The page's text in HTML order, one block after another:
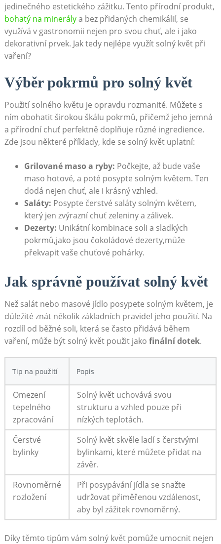
jedinečného estetického zážitku. Tento přírodní produkt,
bohatý na minerálya bez přidaných chemikálií, se
využívá v gastronomii nejen pro svou chuť, ale i jako
dekorativní prvek. Jak tedy‍ nejlépe využít solný květ při
vaření?
Výběr pokrmů pro solný květ
Použití solného květu je opravdu rozmanité. ⁤Můžete‌ s
ním obohatit širokou škálu‍ pokrmů, přičemž jeho jemná
⁤a přírodní chuť perfektně doplňuje různé ingredience.
Zde jsou‌ některé příklady, kde se solný květ uplatní:
Grilované maso a ryby: Počkejte, až ​bude vaše
maso hotové, a poté posypte solným květem. Ten
dodá nejen chuť, ale i krásný vzhled.
Saláty: Posypte​ čerstvé saláty solným květem,
který ⁤jen ⁤zvýrazní chuť zeleniny a zálivek.
Dezerty: Unikátní kombinace soli​ a sladkých‍
pokrmů,jako jsou čokoládové dezerty,může
překvapit vaše chuťové pohárky.
Jak správně používat ⁣solný květ
Než salát nebo ‍masové jídlo posypete solným květem, je
důležité znát několik základních pravidel jeho použití. Na
rozdíl od běžné soli, která se často přidává během
vaření, může být solný květ ⁢použit jako finální dotek.
Tip na ⁣použití Popis
Omezení
tepelného
zpracování
Solný květ uchovává svou
strukturu a vzhled pouze ‌při
nízkých teplotách.
Čerstvé
⁣bylinky
Solný květ skvěle ladí s čerstvými
bylinkami, které můžete⁤ přidat na
⁤závěr.
Rovnoměrné
rozložení
Při posypávání jídla se‌ snažte
udržovat ​přiměřenou‌ vzdálenost,
aby byl zážitek rovnoměrný.
Díky těmto tipům vám solný květ‍ pomůže umocnit nejen